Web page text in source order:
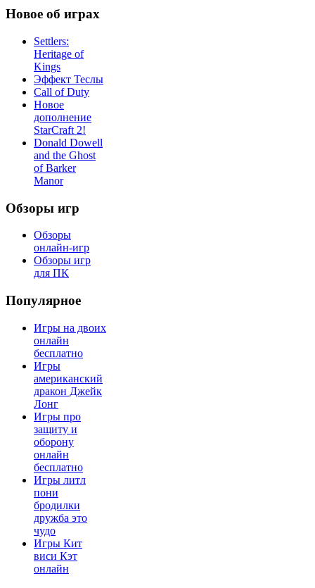
Новое об играх
Settlers:
Heritage of
Kings
Эффект Теслы
Call of Duty
Новое
дополнение
StarCraft 2!
Donald Dowell
and the Ghost
of Barker
Manor
Обзоры игр
Обзоры
онлайн-игр
Обзоры игр
для ПК
Популярное
Игры на двоих
онлайн
бесплатно
Игры
американский
дракон Джейк
Лонг
Игры про
защиту и
оборону
онлайн
бесплатно
Игры литл
пони
бродилки
дружба это
чудо
Игры Кит
виси Кэт
онлайн